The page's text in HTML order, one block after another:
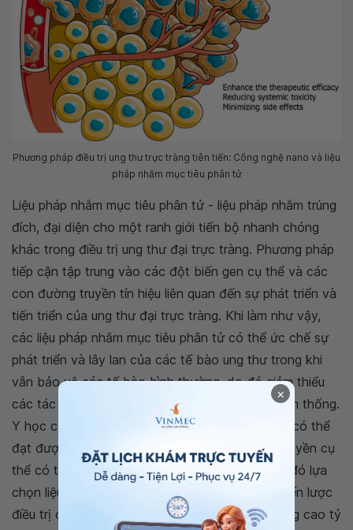
Phương pháp điều trị ung thư trực tràng tiên tiến: Công nghệ nano và liệu
pháp nhắm mục tiêu phân tử
Liệu pháp nhắm mục tiêu phân tử - liệu pháp nhắm trúng
đích, đại diện cho một ranh giới tiến bộ nhanh chóng
khác trong điều trị ung thư đại trực tràng. Phương pháp
tiếp cận tập trung vào các đột biến gen cụ thể và các
con đường truyền tín hiệu liên quan đến sự phát triển và
tiến triển của ung thư đại trực tràng. Khi làm như vậy,
các liệu pháp nhắm mục tiêu phân tử có thể ức chế sự
phát triển và lây lan của các tế bào ung thư trong khi
vẫn bảo vệ các tế bào bình thường, do đó giảm thiểu
các tác dụng phụ liên quan đến hóa trị liệu truyền thống.
Y học cá nhân hóa trong ung thư đại trực tràng có thể
đạt được bằng cách xác định các biến đổi di truyền cụ
thể có trong khối u của từng bệnh nhân và sau đó lựa
chọn liệu pháp nhắm mục tiêu phù hợp nhất. Chiến lược
điều trị được thiết kế riêng này có khả năng nâng cao tỷ
×